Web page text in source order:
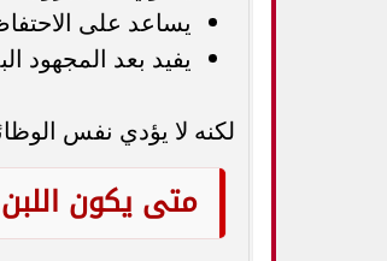
يساعد على
يفيد بعد المجهود
لكنه لا يؤدي نفس
متى يكون